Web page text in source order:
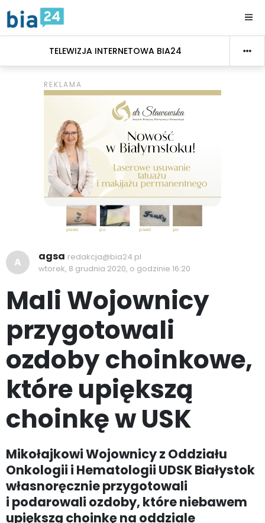
TELEWIZJA INTERNETOWA BIA24
A agsa redakcja@bia24.pl
wtorek, 8 grudnia 2020, o godzinie 16:20
Mali Wojownicy
przygotowali
ozdoby choinkowe,
które upiększą
choinkę w USK
Mikołajkowi Wojownicy z Oddziału
Onkologii i Hematologii UDSK Białystok
własnoręcznie przygotowali
i podarowali ozdoby, które niebawem
upiększą choinkę na oddziale